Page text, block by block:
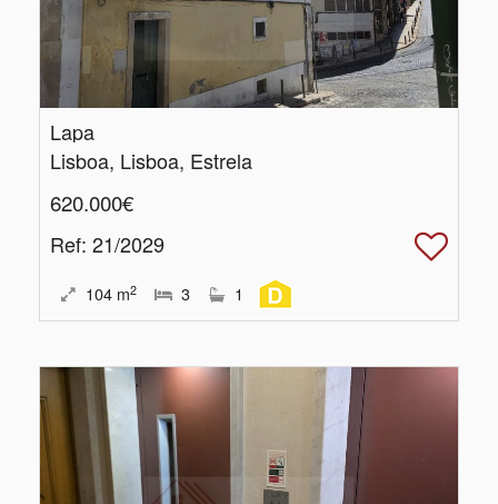
Lapa
Lisboa, Lisboa, Estrela
620.000€
Ref: 21/2029
104 m2 3 1